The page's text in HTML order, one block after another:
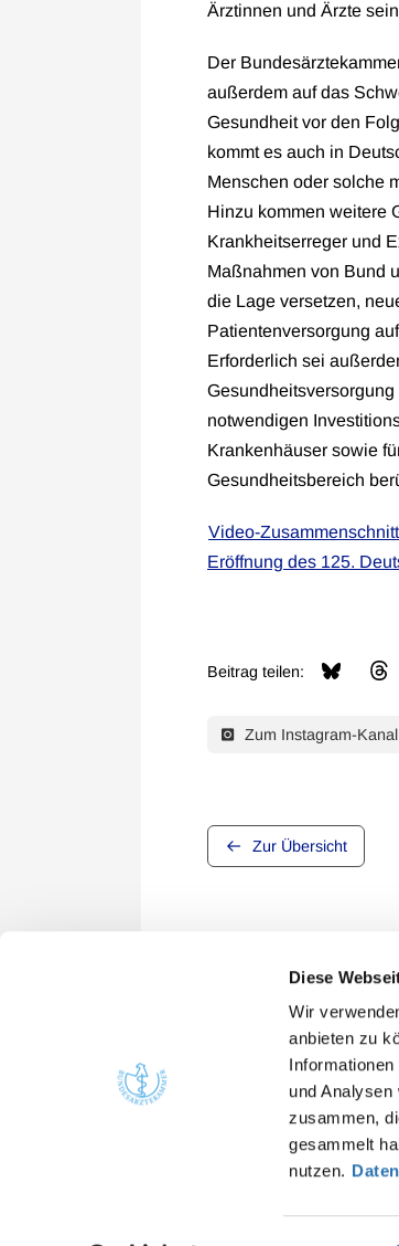
Diese
Wir
anbieten zu
und
zusammen,
gesammelt
nutzen.
Ärztinnen und Ärzte
Der
außerdem auf das
Gesundheit vor den
kommt es auch in
Menschen oder solche
Hinzu kommen weitere
Krankheitserreger und
Maßnahmen von Bund
die Lage versetzen,
Patientenversorgung
Erforderlich sei
notwendigen
Krankenhäuser sowie
Gesundheitsbereich
Video-
Eröffnung des 125.
Beitrag teilen:
Zum Instagram-
Zur Übersicht
Quicklinks
Gesundheitsfachberufe